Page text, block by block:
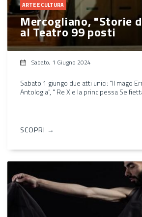
ARTE E CULTURA
Mercogliano, "Storie
al Teatro 99 posti
Sabato, 1 Giugno 2024
Sabato 1 giungo due atti unici: "Il mago
Antologia", " Re X e la principessa
SCOPRI →